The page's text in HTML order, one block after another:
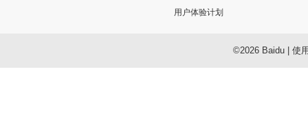
用户体验计划
©2026 Baidu| 使